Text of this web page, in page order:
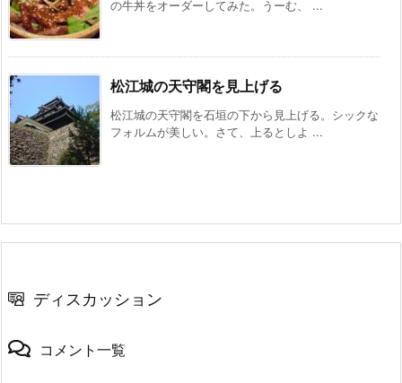
の牛丼をオーダーしてみた。うーむ、 ...
松江城の天守閣を見上げる
松江城の天守閣を石垣の下から見上げる。シックな
フォルムが美しい。さて、上るとしよ ...
ディスカッション
コメント一覧